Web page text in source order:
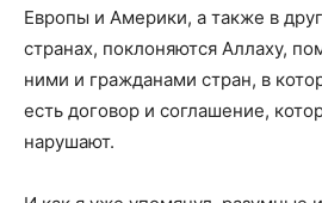
Европы и Америки, а также в
странах, поклоняются Аллаху,
ними и гражданами стран, в
есть договор и соглашение,
нарушают.